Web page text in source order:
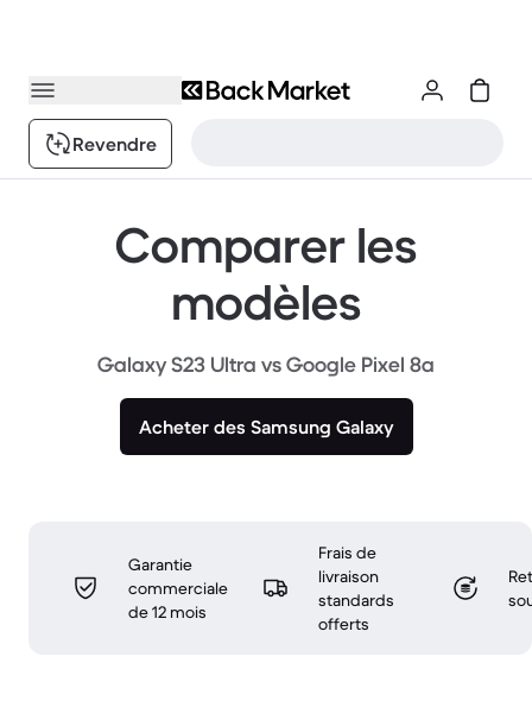
Revendre
Comparer les
modèles
Galaxy S23 Ultra vs Google Pixel 8a
Acheter des Samsung Galaxy
Garantie
commerciale
de 12 mois
Frais de
livraison
standards
offerts